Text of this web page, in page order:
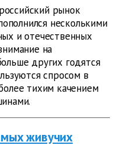
рынок
несколькими
и отечественных
на
других годятся
спросом в
тихим качением
живучих